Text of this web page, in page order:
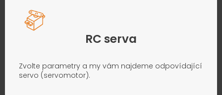
RC serva
Zvolte parametry a my vám najdeme odpovídající
servo (servomotor).